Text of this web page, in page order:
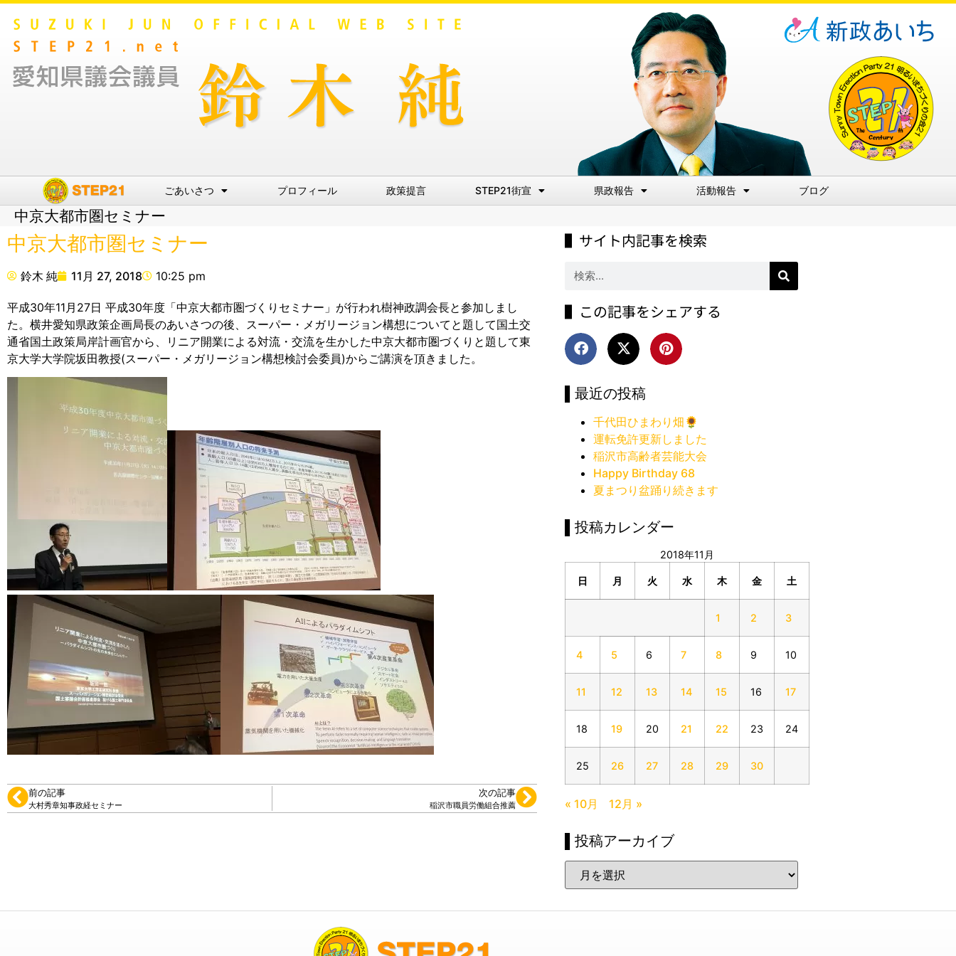
ごあいさつ プロフィール 政策提言 STEP21街宣 県政報告 活動報告 ブログ
中京大都市圏セミナー
中京大都市圏セミナー
鈴木 純 11月 27, 2018 10:25 pm
平成30年11月27日 平成30年度「中京大都市圏づくりセミナー」が行われ樹神政調会長と参加しまし
た。横井愛知県政策企画局長のあいさつの後、スーパー・メガリージョン構想についてと題して国土交
通省国土政策局岸計画官から、リニア開業による対流・交流を生かした中京大都市圏づくりと題して東
京大学大学院坂田教授(スーパー・メガリージョン構想検討会委員)からご講演を頂きました。
前の記事
大村秀章知事政経セミナー
次の記事
稲沢市職員労働組合推薦
▌サイト内記事を検索
▌この記事をシェアする
▌最近の投稿
千代田ひまわり畑🌻
運転免許更新しました
稲沢市高齢者芸能大会
Happy Birthday 68
夏まつり盆踊り続きます
▌投稿カレンダー
2018年11月
日 月 火 水 木 金 土
1 2 3
4 5 6 7 8 9 10
11 12 13 14 15 16 17
18 19 20 21 22 23 24
25 26 27 28 29 30
« 10月 12月 »
▌投稿アーカイブ